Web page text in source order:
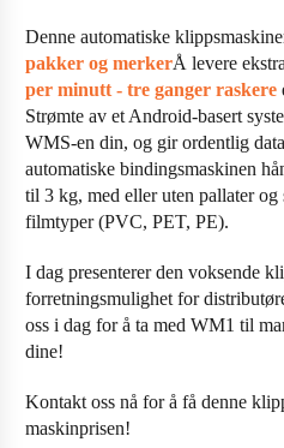
Denne automatiske
pakker og merkerÅ levere
per minutt - tre ganger raskere
Strømte av et Android-basert
WMS-en din, og gir ordentlig
automatiske bindingsmaskinen
til 3 kg, med eller uten pallater og
filmtyper (PVC, PET, PE).
I dag presenterer den voksende
forretningsmulighet for
oss i dag for å ta med WM1 til
dine!
Kontakt oss nå for å få denne
maskinprisen!